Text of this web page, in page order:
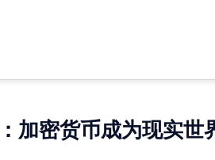
加密货币成为现实世